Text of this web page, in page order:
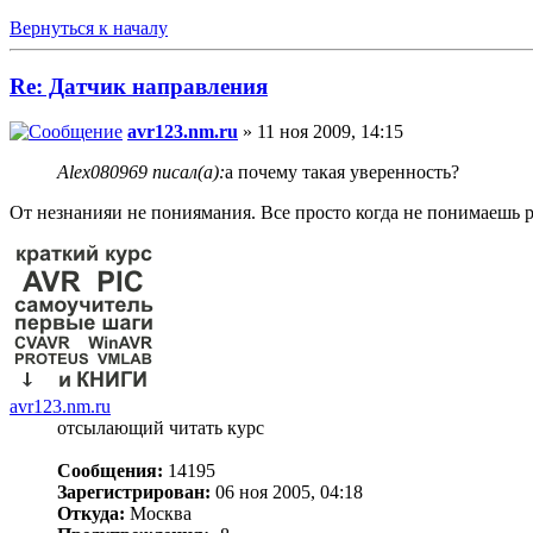
Вернуться к началу
Re: Датчик направления
avr123.nm.ru » 11 ноя 2009, 14:15
Alex080969 писал(а):а почему такая уверенность?
От незнанияи не пониямания. Все просто когда не понимаешь
avr123.nm.ru
отсылающий читать курс
Сообщения: 14195
Зарегистрирован: 06 ноя 2005, 04:18
Откуда: Москва